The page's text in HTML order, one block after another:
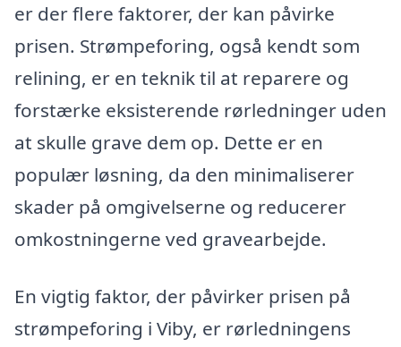
er der flere faktorer, der kan påvirke
prisen. Strømpeforing, også kendt som
relining, er en teknik til at reparere og
forstærke eksisterende rørledninger uden
at skulle grave dem op. Dette er en
populær løsning, da den minimaliserer
skader på omgivelserne og reducerer
omkostningerne ved gravearbejde.
En vigtig faktor, der påvirker prisen på
strømpeforing i Viby, er rørledningens